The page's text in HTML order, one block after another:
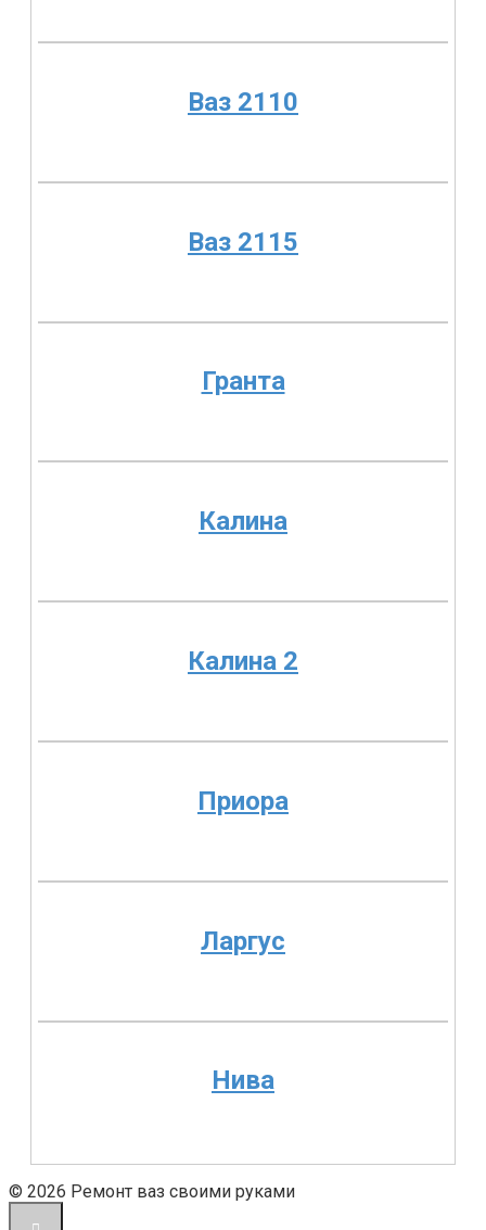
Ваз 2110
Ваз 2115
Гранта
Калина
Калина 2
Приора
Ларгус
Нива
© 2026 Ремонт ваз своими руками